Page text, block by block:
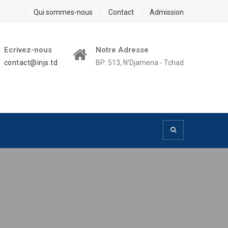
Qui sommes-nous Contact Admission
Ecrivez-nous
contact@injs.td
Notre Adresse
BP: 513, N'Djamena - Tchad